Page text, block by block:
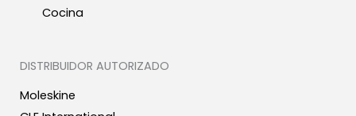
Cocina
DISTRIBUIDOR AUTORIZADO
Moleskine